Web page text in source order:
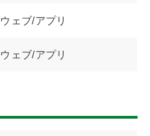
ウェブ/アプリ
ウェブ/アプリ